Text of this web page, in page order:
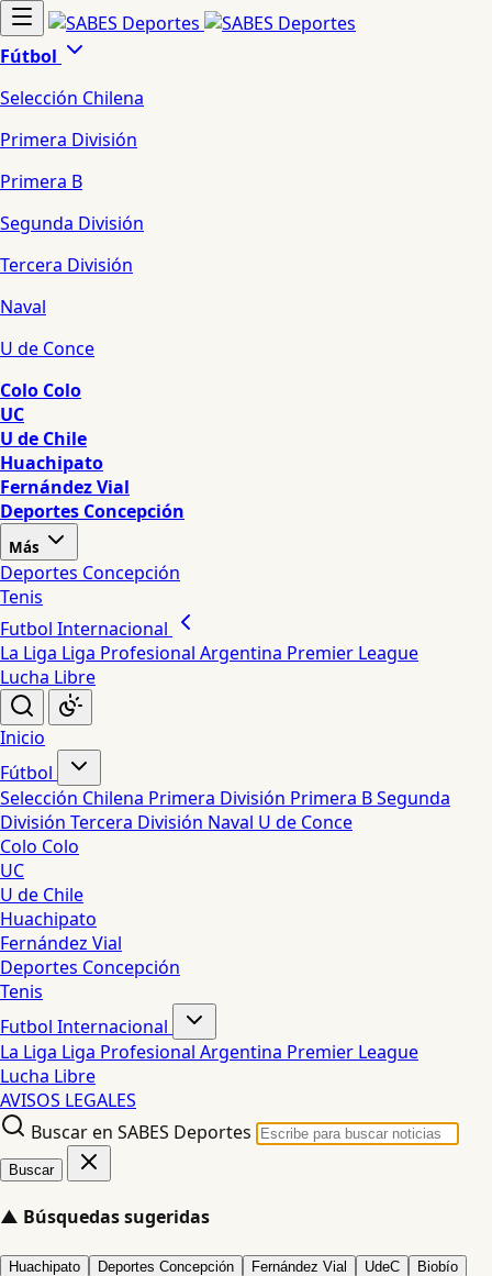
Fútbol
Selección Chilena
Primera División
Primera B
Segunda División
Tercera División
Naval
U de Conce
Colo Colo
UC
U de Chile
Huachipato
Fernández Vial
Deportes Concepción
Más
Deportes Concepción
Tenis
Futbol Internacional
La Liga Liga Profesional Argentina Premier League
Lucha Libre
Inicio
Fútbol
Selección Chilena Primera División Primera BSegunda
División Tercera División Naval U de Conce
Colo Colo
UC
U de Chile
Huachipato
Fernández Vial
Deportes Concepción
Tenis
Futbol Internacional
La Liga Liga Profesional Argentina Premier League
Lucha Libre
AVISOS LEGALES
Buscar en SABES Deportes
Buscar
▲ Búsquedas sugeridas
Huachipato Deportes Concepción Fernández Vial UdeC Biobío